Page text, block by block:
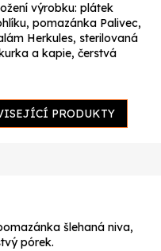
výrobku: plátek
pomazánka Palivec,
Herkules, sterilovaná
a kapie, čerstvá
PRODUKTY
šlehaná niva,
pórek.